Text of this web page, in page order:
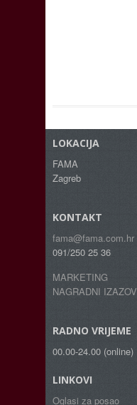
LOKACIJA
FAMA
Zagreb
KONTAKT
fama@fama.com.hr
091/250 25 36
MARKETING
NAGRADNI IZAZOV
RADNO VRIJEME
00.00-24.00 (online)
LINKOVI
Oglasi za posao